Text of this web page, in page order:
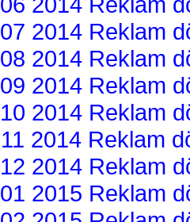
07 2014 Reklam
08 2014 Reklam
09 2014 Reklam
10 2014 Reklam
11 2014 Reklam
12 2014 Reklam
01 2015 Reklam